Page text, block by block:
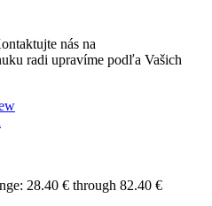
nás na
radi upravíme podľa Vašich
28.40 € through 82.40 €